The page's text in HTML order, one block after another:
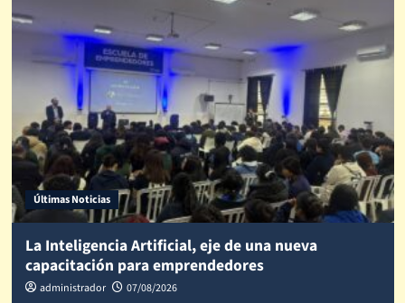
Últimas Noticias
La Inteligencia Artificial, eje de una nueva
capacitación para emprendedores
administrador 07/08/2026